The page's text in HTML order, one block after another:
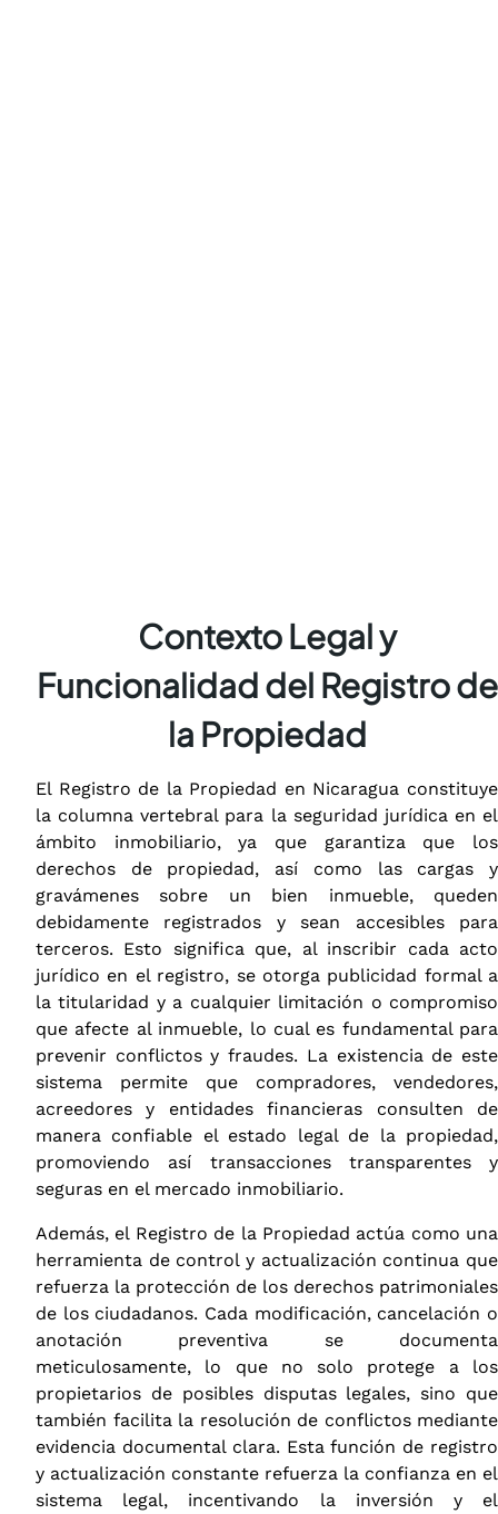
Contexto Legal y
Funcionalidad del Registro de
la Propiedad
El Registro de la Propiedad en Nicaragua constituye
la columna vertebral para la seguridad jurídica en el
ámbito inmobiliario, ya que garantiza que los
derechos de propiedad, así como las cargas y
gravámenes sobre un bien inmueble, queden
debidamente registrados y sean accesibles para
terceros. Esto significa que, al inscribir cada acto
jurídico en el registro, se otorga publicidad formal a
la titularidad y a cualquier limitación o compromiso
que afecte al inmueble, lo cual es fundamental para
prevenir conflictos y fraudes. La existencia de este
sistema permite que compradores, vendedores,
acreedores y entidades financieras consulten de
manera confiable el estado legal de la propiedad,
promoviendo así transacciones transparentes y
seguras en el mercado inmobiliario.
Además, el Registro de la Propiedad actúa como una
herramienta de control y actualización continua que
refuerza la protección de los derechos patrimoniales
de los ciudadanos. Cada modificación, cancelación o
anotación preventiva se documenta
meticulosamente, lo que no solo protege a los
propietarios de posibles disputas legales, sino que
también facilita la resolución de conflictos mediante
evidencia documental clara. Esta función de registro
y actualización constante refuerza la confianza en el
sistema legal, incentivando la inversión y el